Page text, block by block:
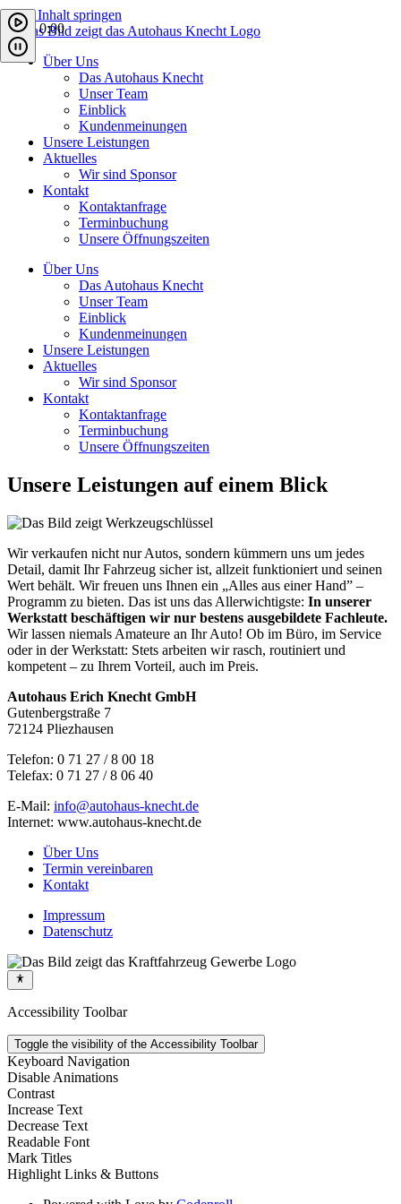
Zum Inhalt springen
Über Uns
Das Autohaus Knecht
Unser Team
Einblick
Kundenmeinungen
Unsere Leistungen
Aktuelles
Wir sind Sponsor
Kontakt
Kontaktanfrage
Terminbuchung
Unsere Öffnungszeiten
Über Uns
Das Autohaus Knecht
Unser Team
Einblick
Kundenmeinungen
Unsere Leistungen
Aktuelles
Wir sind Sponsor
Kontakt
Kontaktanfrage
Terminbuchung
Unsere Öffnungszeiten
0:00
Unsere Leistungen auf einem Blick
Wir verkaufen nicht nur Autos, sondern kümmern uns um jedes
Detail, damit Ihr Fahrzeug sicher ist, allzeit funktioniert und seinen
Wert behält. Wir freuen uns Ihnen ein „Alles aus einer Hand” –
Programm zu bieten. Das ist uns das Allerwichtigste: In unserer
Werkstatt beschäftigen wir nur bestens ausgebildete Fachleute.
Wir lassen niemals Amateure an Ihr Auto! Ob im Büro, im Service
oder in der Werkstatt: Stets arbeiten wir rasch, routiniert und
kompetent – zu Ihrem Vorteil, auch im Preis.
Autohaus Erich Knecht GmbH
Gutenbergstraße 7
72124 Pliezhausen
Telefon: 0 71 27 / 8 00 18
Telefax: 0 71 27 / 8 06 40
E-Mail: info@autohaus-knecht.de
Internet: www.autohaus-knecht.de
Über Uns
Termin vereinbaren
Kontakt
Impressum
Datenschutz
Accessibility Toolbar
Toggle the visibility of the Accessibility Toolbar
Keyboard Navigation
Disable Animations
Contrast
Increase Text
Decrease Text
Readable Font
Mark Titles
Highlight Links & Buttons